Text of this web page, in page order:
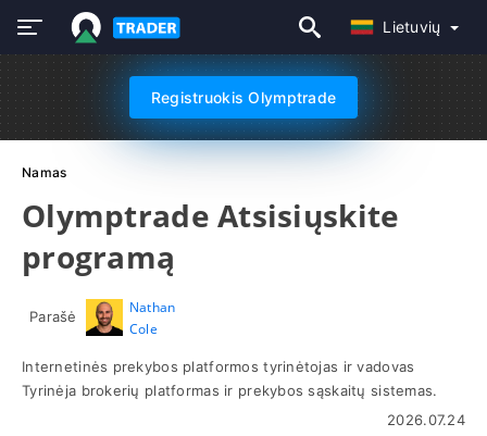
Lietuvių
Registruokis Olymptrade
Namas
Olymptrade Atsisiųskite
programą
Parašė
Nathan
Cole
Internetinės prekybos platformos tyrinėtojas ir vadovas
Tyrinėja brokerių platformas ir prekybos sąskaitų sistemas.
2026.07.24